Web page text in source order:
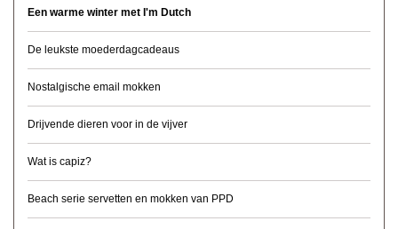
Een warme winter met I'm Dutch
De leukste moederdagcadeaus
Nostalgische email mokken
Drijvende dieren voor in de vijver
Wat is capiz?
Beach serie servetten en mokken van PPD